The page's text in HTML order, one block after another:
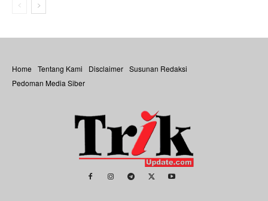
Home Tentang Kami Disclaimer Susunan Redaksi
Pedoman Media Siber